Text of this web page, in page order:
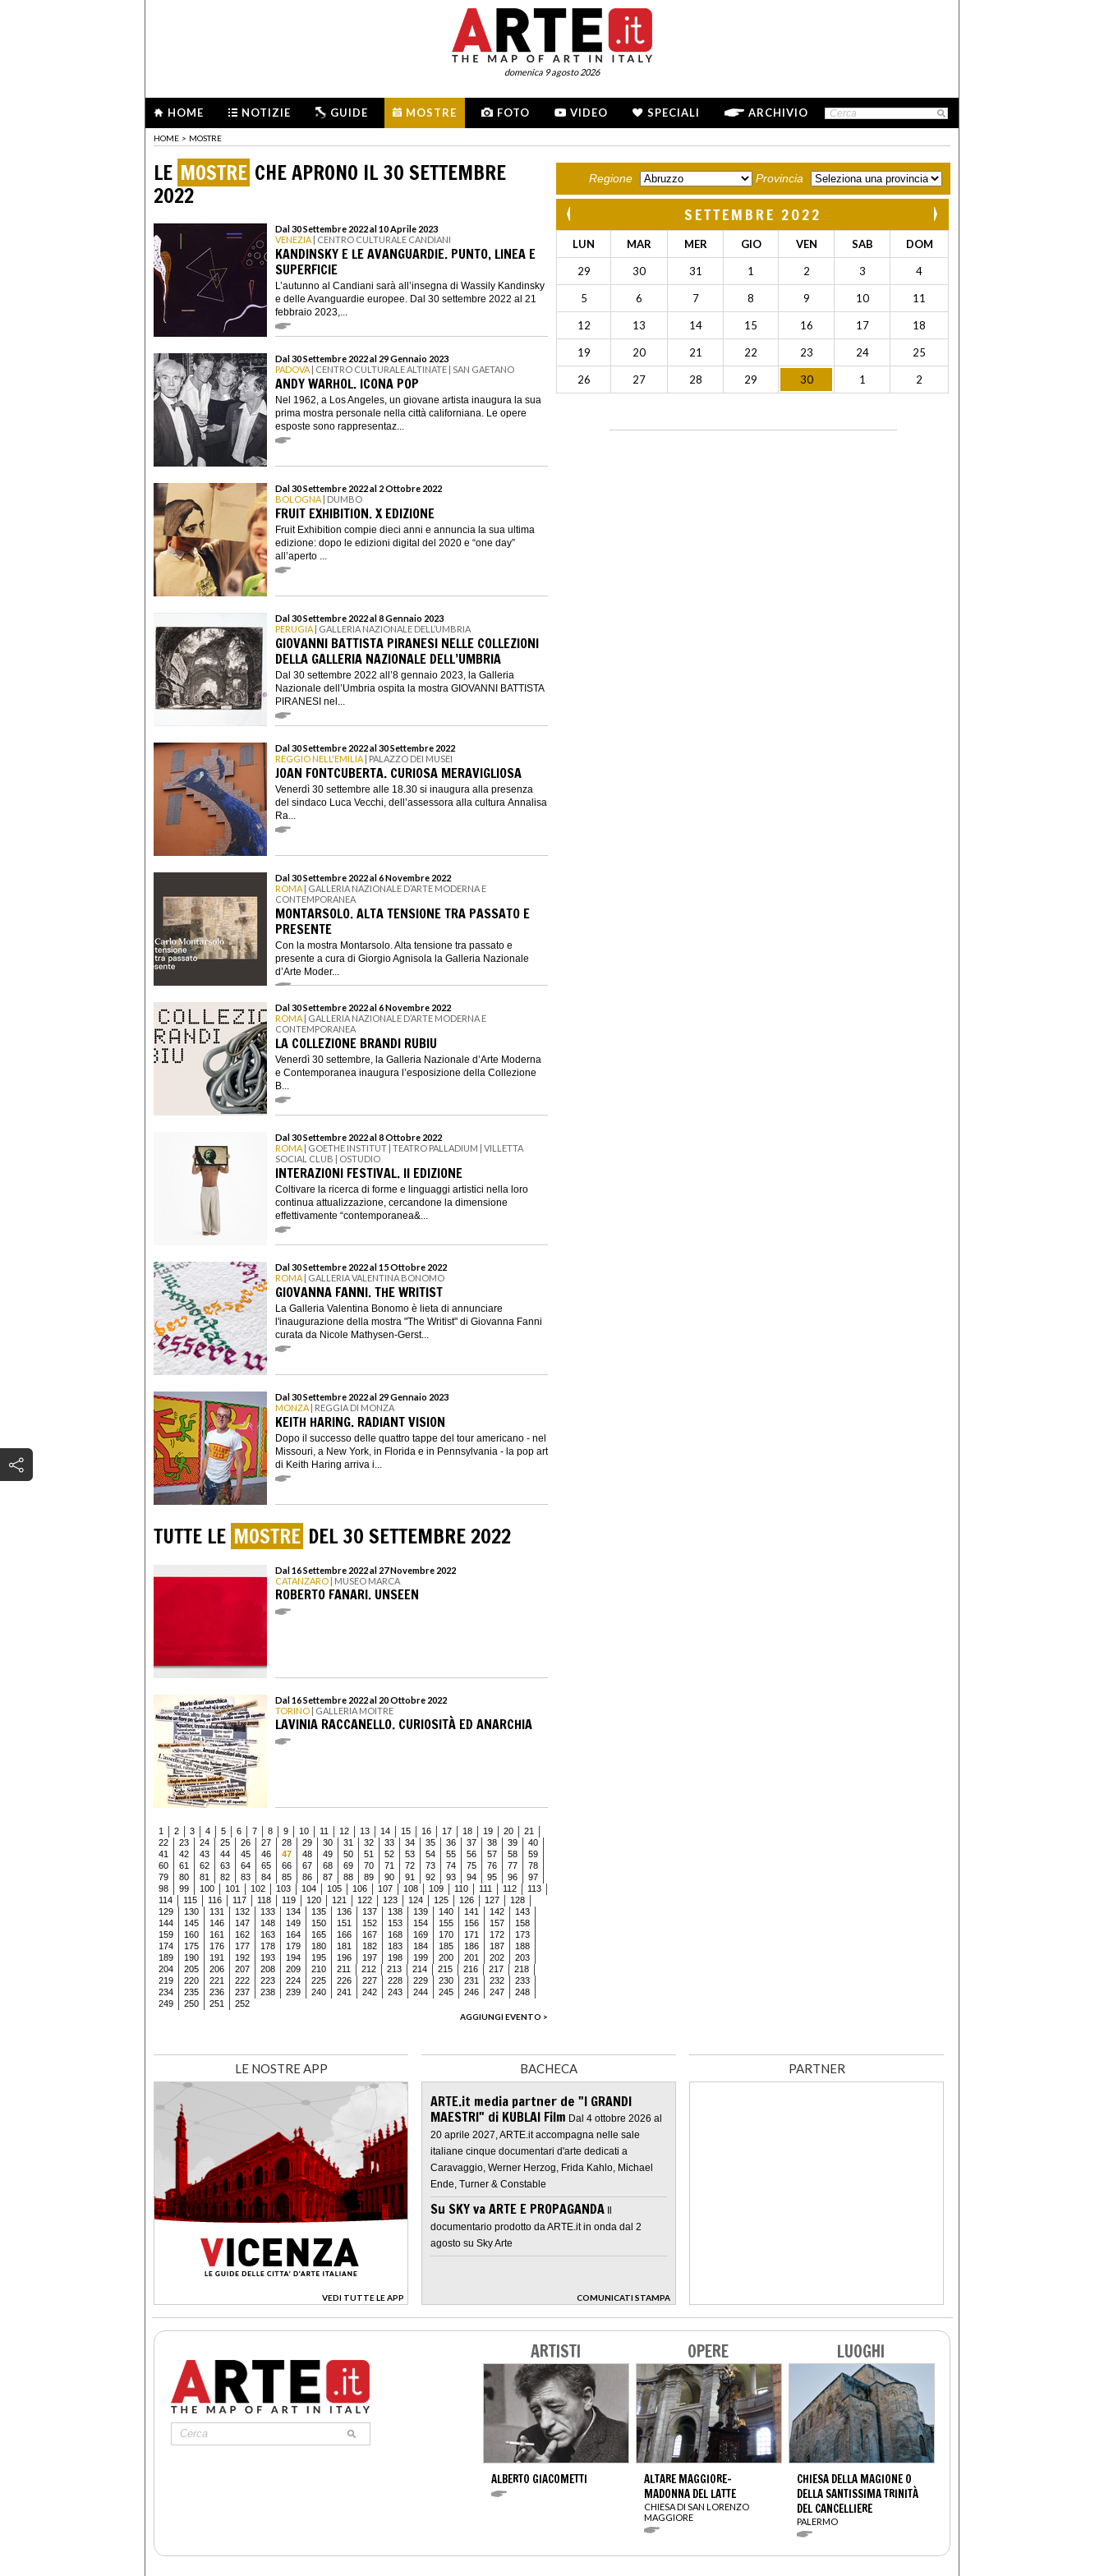
domenica 9 agosto 2026
HOME NOTIZIE GUIDE MOSTRE FOTO VIDEO SPECIALI ARCHIVIO
HOME > MOSTRE
LE MOSTRE CHE APRONO IL 30 SETTEMBRE
2022
Dal 30 Settembre 2022 al 10 Aprile 2023
VENEZIA | CENTRO CULTURALE CANDIANI
KANDINSKY E LE AVANGUARDIE. PUNTO, LINEA E
SUPERFICIE
L’autunno al Candiani sarà all’insegna di Wassily Kandinsky
e delle Avanguardie europee. Dal 30 settembre 2022 al 21
febbraio 2023,...
Dal 30 Settembre 2022 al 29 Gennaio 2023
PADOVA | CENTRO CULTURALE ALTINATE | SAN GAETANO
ANDY WARHOL. ICONA POP
Nel 1962, a Los Angeles, un giovane artista inaugura la sua
prima mostra personale nella città californiana. Le opere
esposte sono rappresentaz...
Dal 30 Settembre 2022 al 2 Ottobre 2022
BOLOGNA | DUMBO
FRUIT EXHIBITION. X EDIZIONE
Fruit Exhibition compie dieci anni e annuncia la sua ultima
edizione: dopo le edizioni digital del 2020 e “one day”
all’aperto ...
Dal 30 Settembre 2022 al 8 Gennaio 2023
PERUGIA | GALLERIA NAZIONALE DELL’UMBRIA
GIOVANNI BATTISTA PIRANESI NELLE COLLEZIONI
DELLA GALLERIA NAZIONALE DELL’UMBRIA
Dal 30 settembre 2022 all’8 gennaio 2023, la Galleria
Nazionale dell’Umbria ospita la mostra GIOVANNI BATTISTA
PIRANESI nel...
Dal 30 Settembre 2022 al 30 Settembre 2022
REGGIO NELL'EMILIA | PALAZZO DEI MUSEI
JOAN FONTCUBERTA. CURIOSA MERAVIGLIOSA
Venerdì 30 settembre alle 18.30 si inaugura alla presenza
del sindaco Luca Vecchi, dell’assessora alla cultura Annalisa
Ra...
Dal 30 Settembre 2022 al 6 Novembre 2022
ROMA | GALLERIA NAZIONALE D’ARTE MODERNA E
CONTEMPORANEA
MONTARSOLO. ALTA TENSIONE TRA PASSATO E
PRESENTE
Con la mostra Montarsolo. Alta tensione tra passato e
presente a cura di Giorgio Agnisola la Galleria Nazionale
d’Arte Moder...
Dal 30 Settembre 2022 al 6 Novembre 2022
ROMA | GALLERIA NAZIONALE D’ARTE MODERNA E
CONTEMPORANEA
LA COLLEZIONE BRANDI RUBIU
Venerdì 30 settembre, la Galleria Nazionale d’Arte Moderna
e Contemporanea inaugura l’esposizione della Collezione
B...
Dal 30 Settembre 2022 al 8 Ottobre 2022
ROMA | GOETHE INSTITUT | TEATRO PALLADIUM | VILLETTA
SOCIAL CLUB | OSTUDIO
INTERAZIONI FESTIVAL. II EDIZIONE
Coltivare la ricerca di forme e linguaggi artistici nella loro
continua attualizzazione, cercandone la dimensione
effettivamente “contemporanea&...
Dal 30 Settembre 2022 al 15 Ottobre 2022
ROMA | GALLERIA VALENTINA BONOMO
GIOVANNA FANNI. THE WRITIST
La Galleria Valentina Bonomo è lieta di annunciare
l'inaugurazione della mostra "The Writist" di Giovanna Fanni
curata da Nicole Mathysen-Gerst...
Dal 30 Settembre 2022 al 29 Gennaio 2023
MONZA | REGGIA DI MONZA
KEITH HARING. RADIANT VISION
Dopo il successo delle quattro tappe del tour americano - nel
Missouri, a New York, in Florida e in Pennsylvania - la pop art
di Keith Haring arriva i...
TUTTE LE MOSTRE DEL 30 SETTEMBRE 2022
Dal 16 Settembre 2022 al 27 Novembre 2022
CATANZARO | MUSEO MARCA
ROBERTO FANARI. UNSEEN
Dal 16 Settembre 2022 al 20 Ottobre 2022
TORINO | GALLERIA MOITRE
LAVINIA RACCANELLO. CURIOSITÀ ED ANARCHIA
1 2 3 4 5 6 7 8 9 10 11 12 13 14 15 16 17 18 19 20
21
22
23 24 25 26 27 28 29 30 31 32 33 34 35 36 37 38 39
40
41
42 43 44 45 46 47 48 49 50 51 52 53 54 55 56 57 58
59
60
61 62 63 64 65 66 67 68 69 70 71 72 73 74 75 76 77
78
79
80 81 82 83 84 85 86 87 88 89 90 91 92 93 94 95 96
97
98
99 100 101 102 103 104 105 106 107 108 109 110 111 112
113
114
115 116 117 118 119 120 121 122 123 124 125 126 127
128
129
130 131 132 133 134 135 136 137 138 139 140 141 142
143
144
145 146 147 148 149 150 151 152 153 154 155 156 157
158
159
160 161 162 163 164 165 166 167 168 169 170 171 172
173
174
175 176 177 178 179 180 181 182 183 184 185 186 187
188
189
190 191 192 193 194 195 196 197 198 199 200 201 202
203
204
205 206 207 208 209 210 211 212 213 214 215 216 217
218
219
220 221 222 223 224 225 226 227 228 229 230 231 232
233
234
235 236 237 238 239 240 241 242 243 244 245 246 247
248
249
250 251
252
AGGIUNGI EVENTO >
Regione Provincia
SETTEMBRE 2022
LUN MAR MER GIO VEN SAB DOM
29 30 31 1 2 3 4
5 6 7 8 9 10 11
12 13 14 15 16 17 18
19 20 21 22 23 24 25
26 27 28 29 30 1 2
LE NOSTRE APP
VEDI TUTTE LE APP
>
BACHECA
ARTE.it media partner de "I GRANDI
MAESTRI" di KUBLAI Film Dal 4 ottobre 2026 al
20 aprile 2027, ARTE.it accompagna nelle sale
italiane cinque documentari d'arte dedicati a
Caravaggio, Werner Herzog, Frida Kahlo, Michael
Ende, Turner & Constable
Su SKY va ARTE E PROPAGANDA Il
documentario prodotto da ARTE.it in onda dal 2
agosto su Sky Arte
COMUNICATI STAMPA
>
PARTNER
ARTISTI
ALBERTO GIACOMETTI
OPERE
ALTARE MAGGIORE-
MADONNA DEL LATTE
CHIESA DI SAN LORENZO
MAGGIORE
LUOGHI
CHIESA DELLA MAGIONE O
DELLA SANTISSIMA TRINITÀ
DEL CANCELLIERE
PALERMO